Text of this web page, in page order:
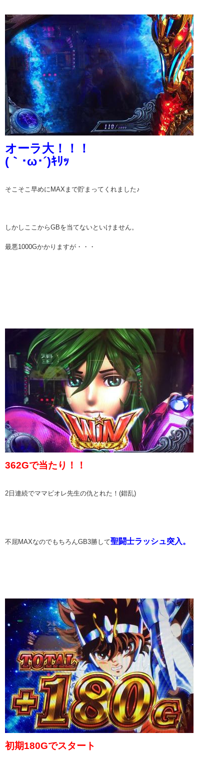
オーラ大！！！
(｀･ω･´)ｷﾘｯ
そこそこ早めにMAXまで貯まってくれました♪
しかしここからGBを当てないといけません。
最悪1000Gかかりますが・・・
362Gで当たり！！
2日連続でママビオレ先生の仇とれた！(錯乱)
不屈MAXなのでもちろんGB3勝して聖闘士ラッシュ突入。
初期180Gでスタート